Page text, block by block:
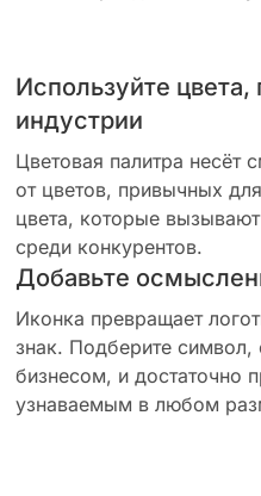
Используйте
индустрии
Цветовая палитра несёт
от цветов, привычных
цвета, которые
среди конкурентов.
Добавьте
Иконка превращает
знак. Подберите
бизнесом, и достаточно
узнаваемым в любом